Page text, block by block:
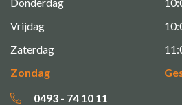
Vrijdag
Zaterdag
Zondag
0493 - 74 10 11